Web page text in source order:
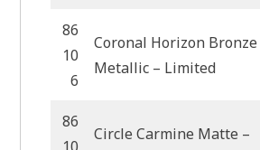
86
10
6
Coronal Horizon Bronze
Metallic – Limited
86
Circle Carmine Matte –